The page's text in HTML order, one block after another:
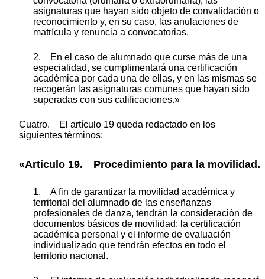
asignaturas que hayan sido objeto de convalidación o
reconocimiento y, en su caso, las anulaciones de
matrícula y renuncia a convocatorias.
2. En el caso de alumnado que curse más de una
especialidad, se cumplimentará una certificación
académica por cada una de ellas, y en las mismas se
recogerán las asignaturas comunes que hayan sido
superadas con sus calificaciones.»
Cuatro. El artículo 19 queda redactado en los
siguientes términos:
«Artículo 19. Procedimiento para la movilidad.
1. A fin de garantizar la movilidad académica y
territorial del alumnado de las enseñanzas
profesionales de danza, tendrán la consideración de
documentos básicos de movilidad: la certificación
académica personal y el informe de evaluación
individualizado que tendrán efectos en todo el
territorio nacional.